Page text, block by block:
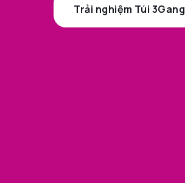
Trải nghiệm Túi 3Gang